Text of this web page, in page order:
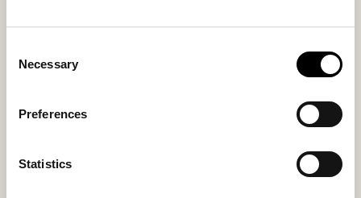
Selection
Necessary
Preferences
Statistics
Måske du også kan lide
Bestseller